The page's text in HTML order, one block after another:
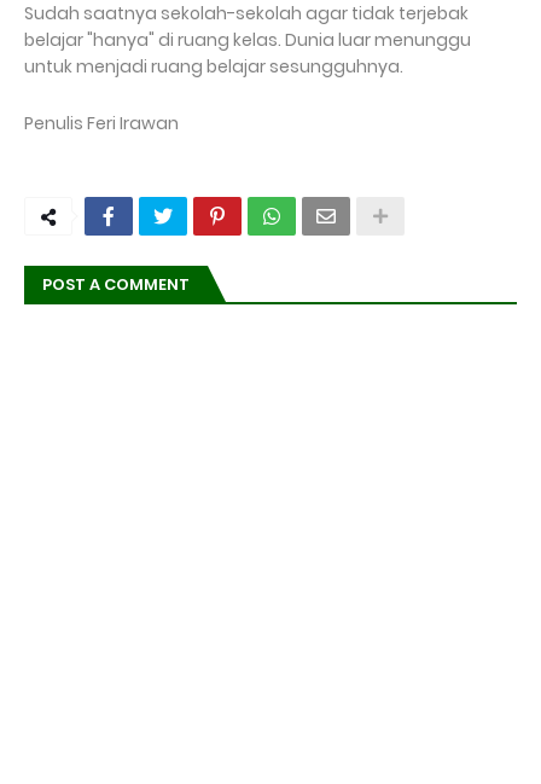
Sudah saatnya sekolah-sekolah agar tidak terjebak
belajar "hanya" di ruang kelas. Dunia luar menunggu
untuk menjadi ruang belajar sesungguhnya.
Penulis Feri Irawan
POST A COMMENT